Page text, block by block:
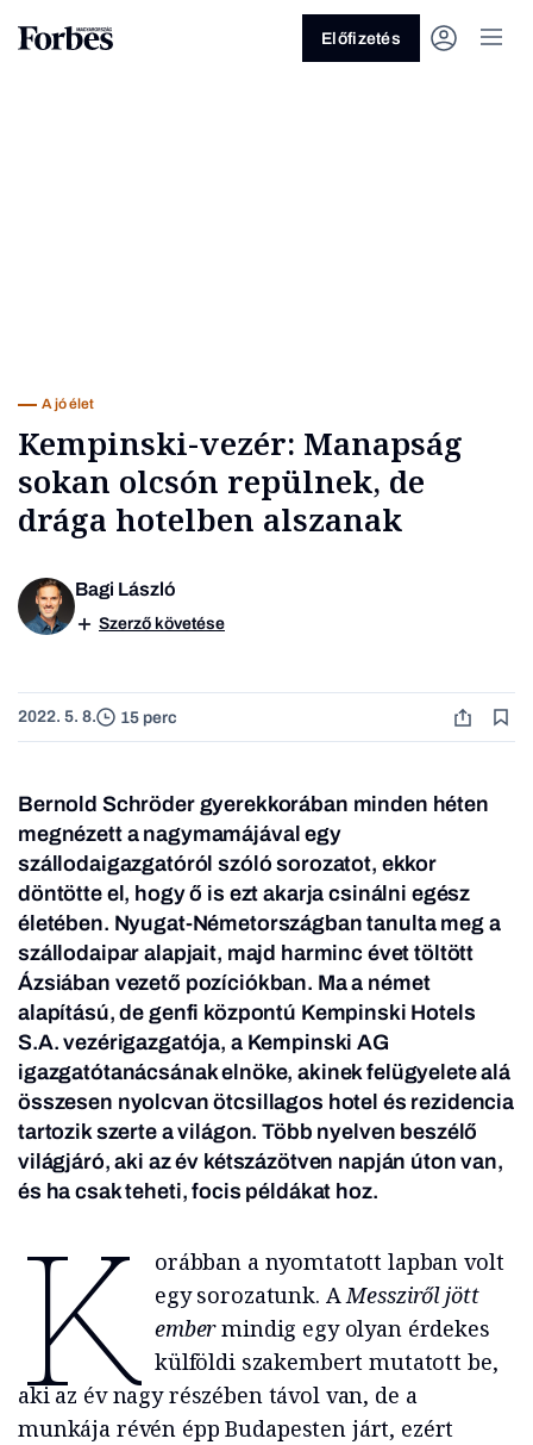
Előfizetés
A jó élet
Kempinski-vezér: Manapság
sokan olcsón repülnek, de
drága hotelben alszanak
Bagi László
Szerző követése
2022. 5. 8. 15 perc
Bernold Schröder gyerekkorában minden héten
megnézett a nagymamájával egy
szállodaigazgatóról szóló sorozatot, ekkor
döntötte el, hogy ő is ezt akarja csinálni egész
életében. Nyugat-Németországban tanulta meg a
szállodaipar alapjait, majd harminc évet töltött
Ázsiában vezető pozíciókban. Ma a német
alapítású, de genfi központú Kempinski Hotels
S.A. vezérigazgatója, a Kempinski AG
igazgatótanácsának elnöke, akinek felügyelete alá
összesen nyolcvan ötcsillagos hotel és rezidencia
tartozik szerte a világon. Több nyelven beszélő
világjáró, aki az év kétszázötven napján úton van,
és ha csak teheti, focis példákat hoz.
K
orábban a nyomtatott lapban volt
egy sorozatunk. AMessziről jött
embermindig egy olyan érdekes
külföldi szakembert mutatott be,
aki az év nagy részében távol van, de a
munkája révén épp Budapesten járt, ezért